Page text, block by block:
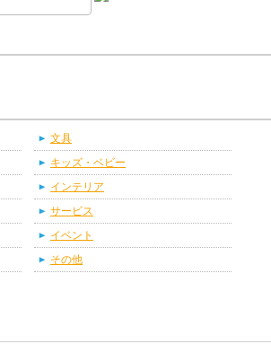
文具
キッズ・ベビー
インテリア
サービス
イベント
その他